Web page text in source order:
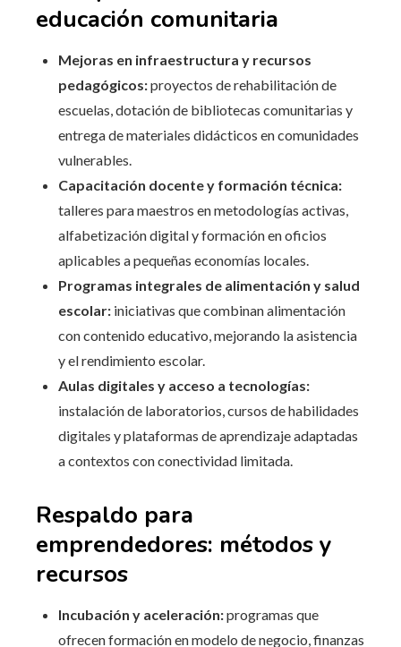
educación comunitaria
Mejoras en infraestructura y recursos
pedagógicos:proyectos de rehabilitación de
escuelas, dotación de bibliotecas comunitarias y
entrega de materiales didácticos en comunidades
vulnerables.
Capacitación docente y formación técnica:
talleres para maestros en metodologías activas,
alfabetización digital y formación en oficios
aplicables a pequeñas economías locales.
Programas integrales de alimentación y salud
escolar: iniciativas que combinan alimentación
con contenido educativo, mejorando la asistencia
y el rendimiento escolar.
Aulas digitales y acceso a tecnologías:
instalación de laboratorios, cursos de habilidades
digitales y plataformas de aprendizaje adaptadas
a contextos con conectividad limitada.
Respaldo para
emprendedores: métodos y
recursos
Incubación y aceleración:programas que
ofrecen formación en modelo de negocio, finanzas